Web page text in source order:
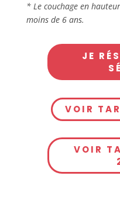
* Le couchage en
moins de 6 ans.
JE
VOIR
VOIR